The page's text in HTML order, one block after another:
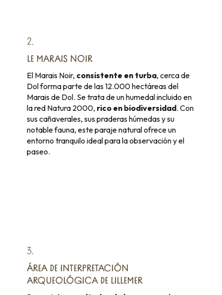
2.
LE MARAIS NOIR
El Marais Noir, consistente en turba, cerca de
Dol forma parte de las 12.000 hectáreas del
Marais de Dol. Se trata de un humedal incluido en
la red Natura 2000, rico en biodiversidad. Con
sus cañaverales, sus praderas húmedas y su
notable fauna, este paraje natural ofrece un
entorno tranquilo ideal para la observación y el
paseo.
3.
ÁREA DE INTERPRETACIÓN
ARQUEOLÓGICA DE LILLEMER